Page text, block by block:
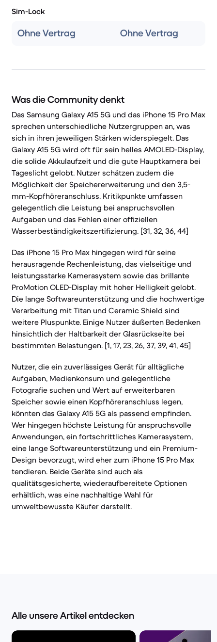
Sim-Lock
Ohne Vertrag Ohne Vertrag
Was die Community denkt
Das Samsung Galaxy A15 5G und das iPhone 15 Pro Max
sprechen unterschiedliche Nutzergruppen an, was
sich in ihren jeweiligen Stärken widerspiegelt. Das
Galaxy A15 5G wird oft für sein helles AMOLED-Display,
die solide Akkulaufzeit und die gute Hauptkamera bei
Tageslicht gelobt. Nutzer schätzen zudem die
Möglichkeit der Speichererweiterung und den 3,5-
mm-Kopfhöreranschluss. Kritikpunkte umfassen
gelegentlich die Leistung bei anspruchsvollen
Aufgaben und das Fehlen einer offiziellen
Wasserbeständigkeitszertifizierung. [31, 32, 36, 44]
Das iPhone 15 Pro Max hingegen wird für seine
herausragende Rechenleistung, das vielseitige und
leistungsstarke Kamerasystem sowie das brillante
ProMotion OLED-Display mit hoher Helligkeit gelobt.
Die lange Softwareunterstützung und die hochwertige
Verarbeitung mit Titan und Ceramic Shield sind
weitere Pluspunkte. Einige Nutzer äußerten Bedenken
hinsichtlich der Haltbarkeit der Glasrückseite bei
bestimmten Belastungen. [1, 17, 23, 26, 37, 39, 41, 45]
Nutzer, die ein zuverlässiges Gerät für alltägliche
Aufgaben, Medienkonsum und gelegentliche
Fotografie suchen und Wert auf erweiterbaren
Speicher sowie einen Kopfhöreranschluss legen,
könnten das Galaxy A15 5G als passend empfinden.
Wer hingegen höchste Leistung für anspruchsvolle
Anwendungen, ein fortschrittliches Kamerasystem,
eine lange Softwareunterstützung und ein Premium-
Design bevorzugt, wird eher zum iPhone 15 Pro Max
tendieren. Beide Geräte sind auch als
qualitätsgesicherte, wiederaufbereitete Optionen
erhältlich, was eine nachhaltige Wahl für
umweltbewusste Käufer darstellt.
Alle unsere Artikel entdecken